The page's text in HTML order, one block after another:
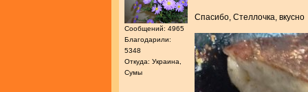
Сообщений: 4965
Благодарили:
5348
Откуда: Украина,
Сумы
Спасибо, Стеллочка, вкусно